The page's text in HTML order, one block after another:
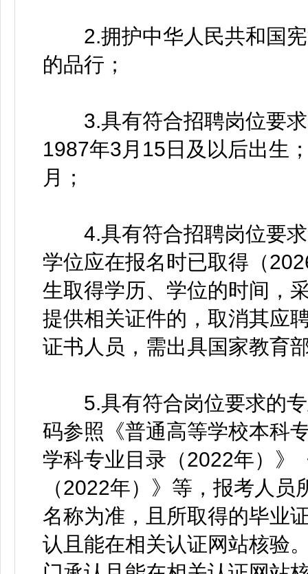
2.拥护中华人民共和国宪
的品行；
3.具有符合招聘岗位要求
1987年3月15日及以后出生
月；
4.具有符合招聘岗位要求
学位应在报名时已取得（
生取得学历、学位的时间，
提供相关证件的，取消其应
证书人员，需出具国家教育
5.具有符合岗位要求的专
码参照《普通高等学校本科
学科专业目录（2022年）》
（2022年）》等，报考人
名称为准，且所取得的毕业
认且能在相关认证网站核验